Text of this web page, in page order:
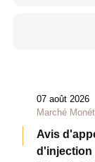
07 août 2026
Marché
Avis
d'injection